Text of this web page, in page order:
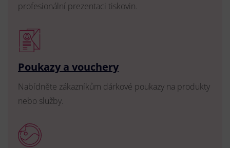
profesionální prezentaci tiskovin.
Poukazy a vouchery
Nabídněte zákazníkům dárkové poukazy na produkty
nebo služby.